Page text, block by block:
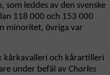
leddes av den svenske
118 000 och 153 000
minoritet, övriga var
kårkavalleri och kårartilleri
under befäl av Charles